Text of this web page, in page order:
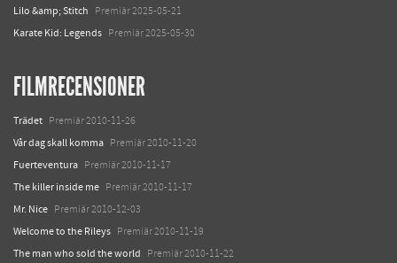
Lilo &amp; Stitch Premiär 2025-05-21
Karate Kid: Legends Premiär 2025-05-30
FILMRECENSIONER
Trädet Premiär 2010-11-26
Vår dag skall komma Premiär 2010-11-20
Fuerteventura Premiär 2010-11-17
The killer inside me Premiär 2010-11-17
Mr. Nice Premiär 2010-12-03
Welcome to the Rileys Premiär 2010-11-19
The man who sold the world Premiär 2010-11-22